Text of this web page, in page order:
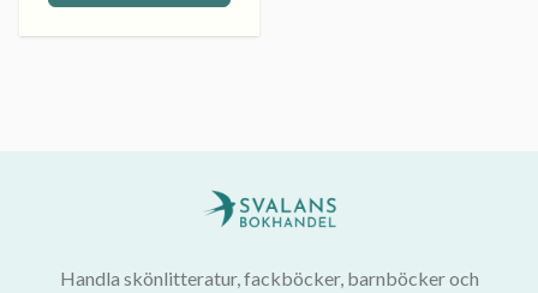
Handla skönlitteratur, fackböcker, barnböcker och